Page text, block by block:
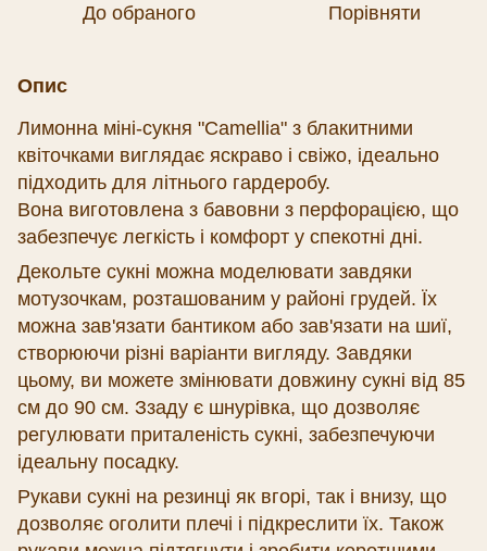
До обраного Порівняти
Опис
Лимонна міні-сукня "Сamellia" з блакитними
квіточками виглядає яскраво і свіжо, ідеально
підходить для літнього гардеробу.
Вона виготовлена з бавовни з перфорацією, що
забезпечує легкість і комфорт у спекотні дні.
Декольте сукні можна моделювати завдяки
мотузочкам, розташованим у районі грудей. Їх
можна зав'язати бантиком або зав'язати на шиї,
створюючи різні варіанти вигляду. Завдяки
цьому, ви можете змінювати довжину сукні від 85
см до 90 см. Ззаду є шнурівка, що дозволяє
регулювати приталеність сукні, забезпечуючи
ідеальну посадку.
Рукави сукні на резинці як вгорі, так і внизу, що
дозволяє оголити плечі і підкреслити їх. Також